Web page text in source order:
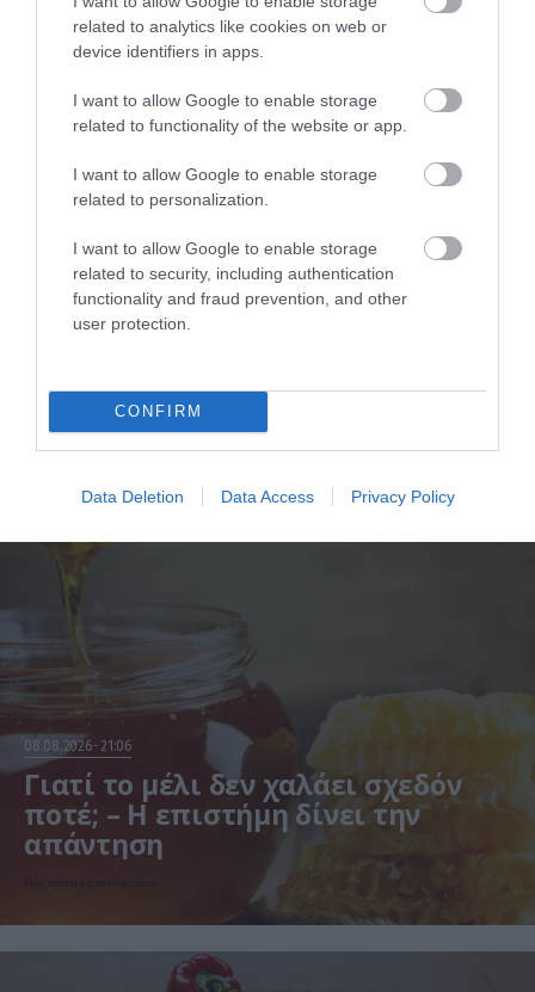
related to analytics like cookies on web or
device identifiers in apps.
I want to allow Google to enable storage
related to functionality of the website or app.
I want to allow Google to enable storage
related to personalization.
I want to allow Google to enable storage
related to security, including authentication
functionality and fraud prevention, and other
user protection.
CONFIRM
Data Deletion Data Access Privacy Policy
Ποιοι είναι οι φυσιολογικοί καρδιακοί
παλμοί και ποια τα επικίνδυνα όρια –
Πότε πρέπει να ανησυχήσετε
ΠΕΡΙΣΣΟΤΕΡΑ
08.08.2026 21:06
Γιατί το μέλι δεν χαλάει σχεδόν
ποτέ; – Η επιστήμη δίνει την
απάντηση
Πώς πρέπει να αποθηκεύεται